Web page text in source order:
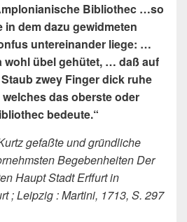
Bibliothec …so
in dem dazu gewidmeten
untereinander liege: …
wohl übel gehütet, … daß auf
zwey Finger dick ruhe
das oberste oder
bedeute.“
gefaßte und gründliche
Begebenheiten Der
Haupt Stadt Erffurt in
; Leipzig : Martini, 1713, S. 297